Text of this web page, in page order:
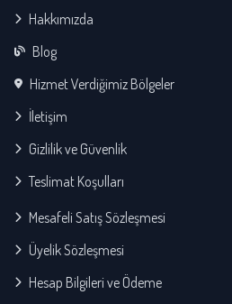
Hakkımızda
Blog
Hizmet Verdiğimiz Bölgeler
İletişim
Gizlilik ve Güvenlik
Teslimat Koşulları
Mesafeli Satış Sözleşmesi
Üyelik Sözleşmesi
Hesap Bilgileri ve Ödeme